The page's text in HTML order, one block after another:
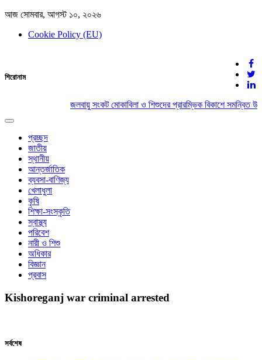
আজ সোমবার, আগস্ট ১০, ২০২৬
Cookie Policy (EU)
দেশের খবর
যুক্ত থাকুন দেশের সঙ্গে
শিরোনাম
জলবায়ু সংকট মোকাবিলা ও শিশুদের প্রারম্ভিক বিকাশে সমন্বিত
Toggle
navigation
প্রচ্ছদ
জাতীয়
স্থানীয়
আন্তর্জাতিক
ব্যবসা-বাণিজ্য
খেলাধুলা
কৃষি
শিক্ষা-সংস্কৃতি
স্বাস্থ্য
পরিবেশ
নারী ও শিশু
অধিকার
বিজ্ঞান
প্রবাস
Kishoreganj war criminal arrested
সর্বশেষ